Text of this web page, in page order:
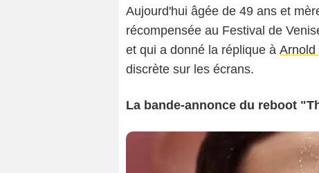
Aujourd'hui âgée de 49 ans et
récompensée au Festival de
et qui a donné la réplique à Arnold
discrète sur les écrans.
La bande-annonce du reboot